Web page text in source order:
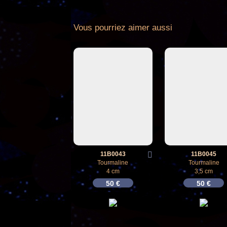
Vous pourriez aimer aussi
11B0043
Tourmaline
4 cm
50 €
11B0045
Tourmaline
3,5 cm
50€